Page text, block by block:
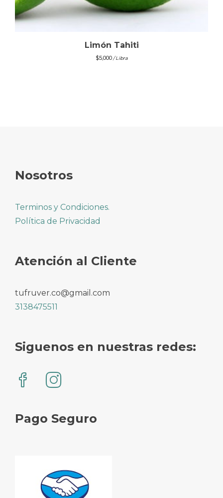
Limón Tahiti
$5,000/ Libra
Nosotros
Terminos y Condiciones.
Política de Privacidad
Atención al Cliente
tufruver.co@gmail.com
3138475511
Siguenos en nuestras redes:
Pago Seguro